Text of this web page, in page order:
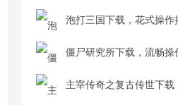
素，收集人物、解锁事件，探索
v2.2.17
泡打三国下载，花式操作
能，神器、套装、合击系统加持
僵尸研究所下载，流畅操
搭配武器道具，新手也能快速沉
主宰传奇之复古传世下载